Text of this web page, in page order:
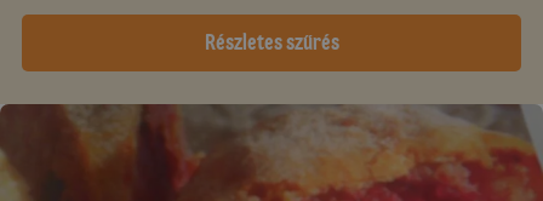
Részletes szűrés